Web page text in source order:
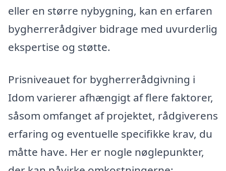
eller en større nybygning, kan en erfaren
bygherrerådgiver bidrage med uvurderlig
ekspertise og støtte.
Prisniveauet for bygherrerådgivning i
Idom varierer afhængigt af flere faktorer,
såsom omfanget af projektet, rådgiverens
erfaring og eventuelle specifikke krav, du
måtte have. Her er nogle nøglepunkter,